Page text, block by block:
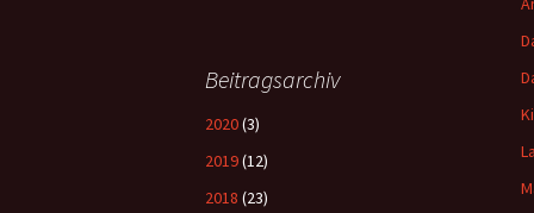
Beitragsarchiv
2020(3)
2019(12)
2018 (23)